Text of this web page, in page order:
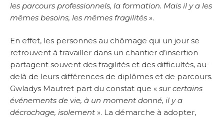
les parcours professionnels, la formation. Mais il y a les
mêmes besoins, les mêmes fragilités ».
En effet, les personnes au chômage qui un jour se
retrouvent à travailler dans un chantier d’insertion
partagent souvent des fragilités et des difficultés, au-
delà de leurs différences de diplômes et de parcours.
Gwladys Mautret part du constat que « sur certains
événements de vie, à un moment donné, il y a
décrochage, isolement ». La démarche à adopter,